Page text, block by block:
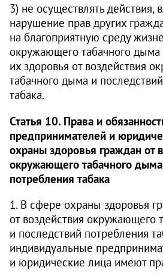
3) не осуществлять действия,
нарушение прав других
на благоприятную среду
окружающего табачного дыма
их здоровья от воздействия
табачного дыма и
табака.
Статья 10. Права и
предпринимателей и
охраны здоровья граждан от
окружающего табачного
потребления табака
1. В сфере охраны здоровья
от воздействия окружающего
и последствий потребления
индивидуальные
и юридические лица имеют